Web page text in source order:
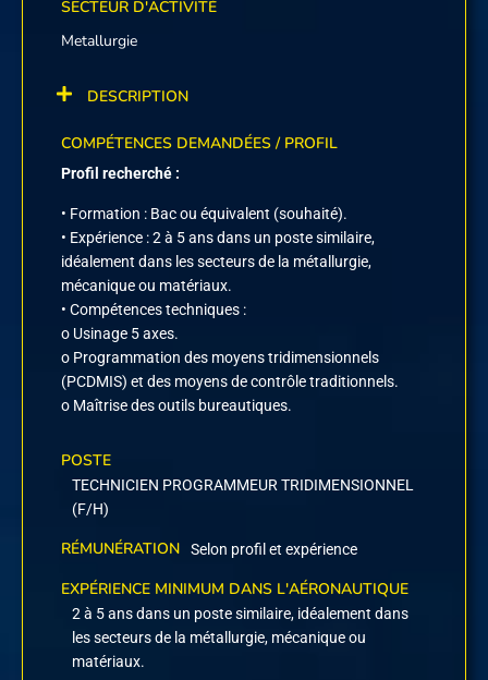
SECTEUR D'ACTIVITÉ
Metallurgie
DESCRIPTION
COMPÉTENCES DEMANDÉES / PROFIL
Profil recherché :
• Formation : Bac ou équivalent (souhaité).
• Expérience : 2 à 5 ans dans un poste similaire,
idéalement dans les secteurs de la métallurgie,
mécanique ou matériaux.
• Compétences techniques :
o Usinage 5 axes.
o Programmation des moyens tridimensionnels
(PCDMIS) et des moyens de contrôle traditionnels.
o Maîtrise des outils bureautiques.
POSTE
TECHNICIEN PROGRAMMEUR TRIDIMENSIONNEL
(F/H)
RÉMUNÉRATION Selon profil et expérience
EXPÉRIENCE MINIMUM DANS L'AÉRONAUTIQUE
2 à 5 ans dans un poste similaire, idéalement dans
les secteurs de la métallurgie, mécanique ou
matériaux.